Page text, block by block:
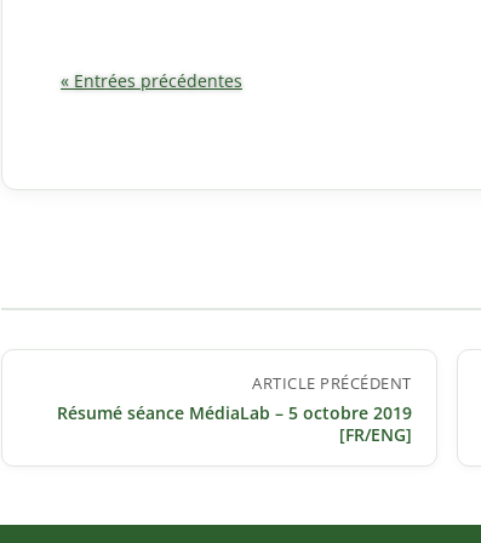
« Entrées précédentes
Navigation
l’article
ARTICLE PRÉCÉDENT
Résumé séance MédiaLab – 5 octobre 2019
[FR/ENG]